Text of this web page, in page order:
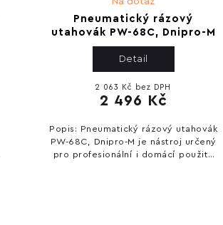
Pneumatický rázový
utahovák PW-68C, Dnipro-M
2 063 Kč bez DPH
2 496 Kč
Detail
Popis: Pneumatický rázový utahovák
PW-68C, Dnipro-M je nástroj určený
pro profesionální i domácí použití.